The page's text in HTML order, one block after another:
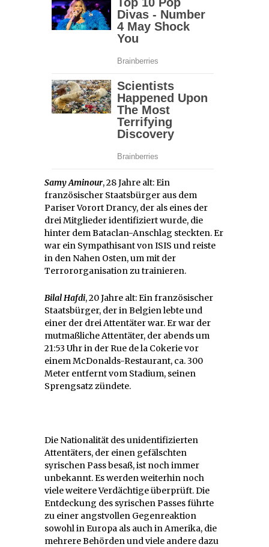
Samy Aminour, 28 Jahre alt: Ein
französischer Staatsbürger aus dem
Pariser Vorort Drancy, der als eines der
drei Mitglieder identifiziert wurde, die
hinter dem Bataclan-Anschlag steckten. Er
war ein Sympathisant von ISIS und reiste
in den Nahen Osten, um mit der
Terrororganisation zu trainieren.
Bilal Hafdi, 20 Jahre alt: Ein französischer
Staatsbürger, der in Belgien lebte und
einer der drei Attentäter war. Er war der
mutmaßliche Attentäter, der abends um
21:53 Uhr in der Rue de la Cokerie vor
einem McDonalds-Restaurant, ca. 300
Meter entfernt vom Stadium, seinen
Sprengsatz zündete.
Die Nationalität des unidentifizierten
Attentäters, der einen gefälschten
syrischen Pass besaß, ist noch immer
unbekannt. Es werden weiterhin noch
viele weitere Verdächtige überprüft. Die
Entdeckung des syrischen Passes führte
zu einer angstvollen Gegenreaktion
sowohl in Europa als auch in Amerika, die
mehrere Behörden und viele andere dazu